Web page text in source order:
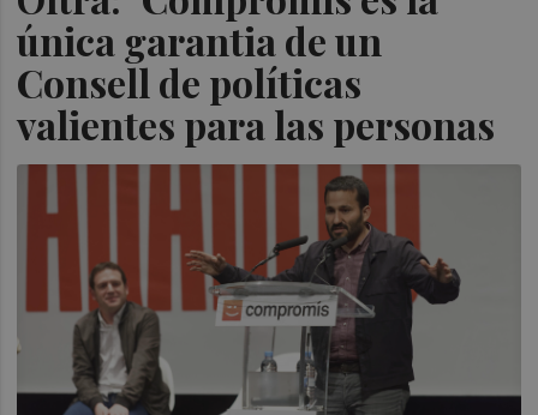
única garantia de un
Consell de políticas
valientes para las personas